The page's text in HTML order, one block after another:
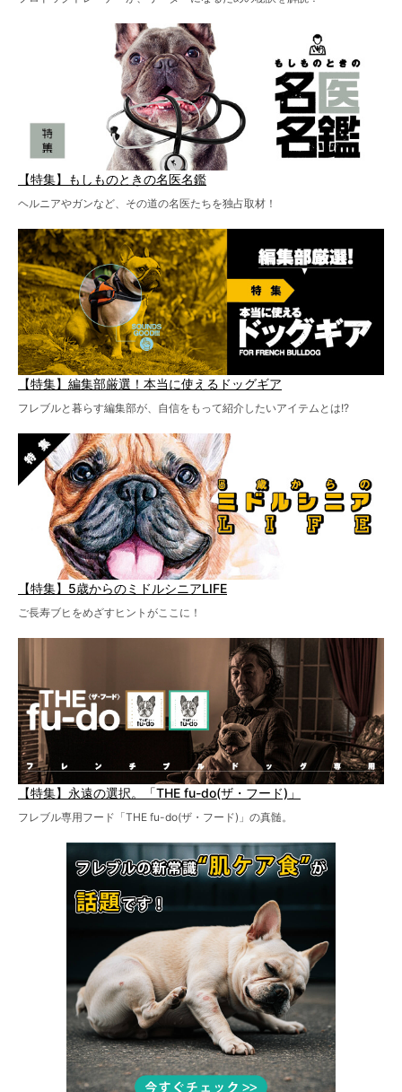
【特集】もしものときの名医名鑑
ヘルニアやガンなど、その道の名医たちを独占取材！
【特集】編集部厳選！本当に使えるドッグギア
フレブルと暮らす編集部が、自信をもって紹介したいアイテムとは!?
【特集】5歳からのミドルシニアLIFE
ご長寿ブヒをめざすヒントがここに！
【特集】永遠の選択。「THE fu-do(ザ・フード)」
フレブル専用フード「THE fu-do(ザ・フード)」の真髄。